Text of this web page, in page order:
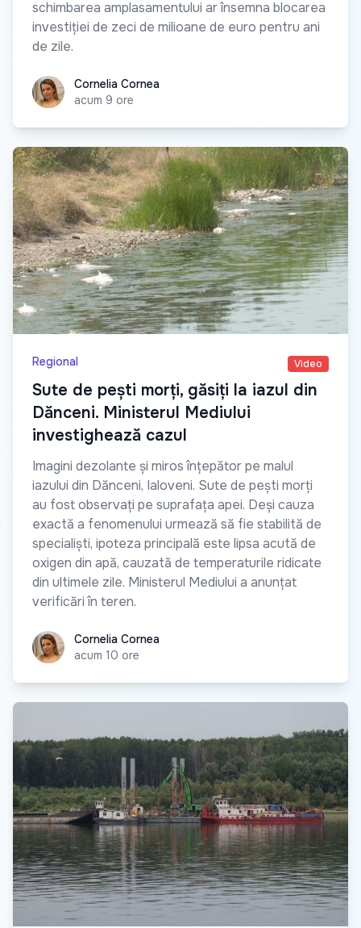
schimbarea amplasamentului ar însemna blocarea
investiției de zeci de milioane de euro pentru ani
de zile.
Cornelia Cornea
Cornelia Cornea
acum 9 ore
Regional Video
Sute de pești morți, găsiți la iazul din
Dănceni. Ministerul Mediului
investighează cazul
Imagini dezolante și miros înțepător pe malul
iazului din Dănceni, Ialoveni. Sute de pești morți
au fost observați pe suprafața apei. Deși cauza
exactă a fenomenului urmează să fie stabilită de
specialiști, ipoteza principală este lipsa acută de
oxigen din apă, cauzată de temperaturile ridicate
din ultimele zile. Ministerul Mediului a anunțat
verificări în teren.
Cornelia Cornea
Cornelia Cornea
acum 10 ore